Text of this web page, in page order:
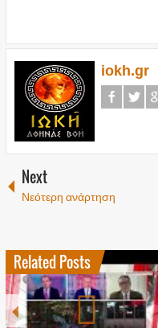
iokh.gr
Next
Νεότερη ανάρτηση
Related Posts